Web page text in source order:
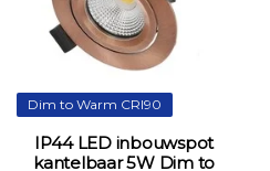
Dim to Warm CRI90
IP44 LED inbouwspot
kantelbaar 5W Dim to